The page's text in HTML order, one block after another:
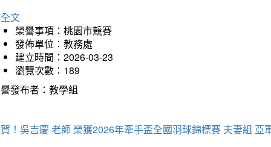
文
榮譽事項：桃園市競賽
發佈單位：教務處
建立時間：2026-03-23
瀏覽次數：189
發布者：教學組
！吳吉慶 老師 榮獲2026年牽手盃全國羽球錦標賽 夫妻組 亞